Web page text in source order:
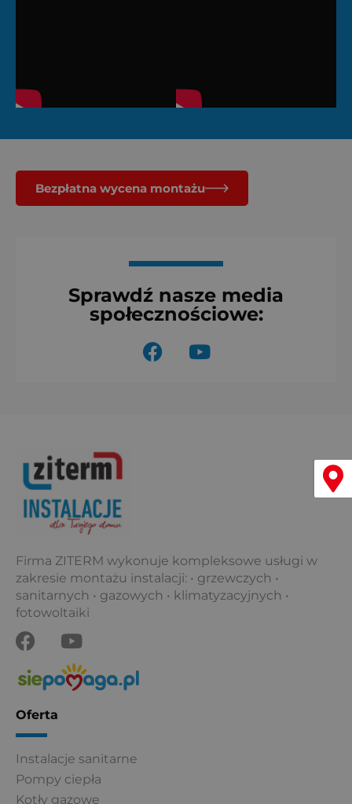
Bezpłatna wycena montażu
Sprawdź nasze media
społecznościowe:
F
a
Y
o
Firma ZITERM wykonuje kompleksowe usługi w
zakresie montażu instalacji: • grzewczych •
sanitarnych • gazowych • klimatyzacyjnych •
fotowoltaiki
F
a
c
e
b
o
k
Y
o
u
t
Oferta
Instalacje sanitarne
Pompy ciepła
Kotły gazowe
Menu